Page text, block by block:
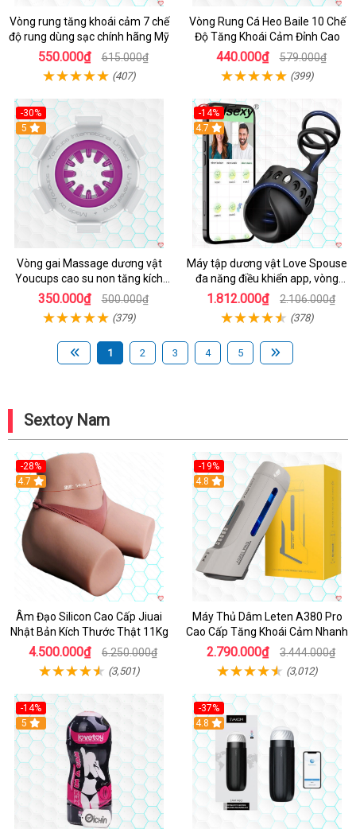
Vòng rung tăng khoái cảm 7 chế
độ rung dùng sạc chính hãng Mỹ
550.000₫ 615.000₫
(407)
Vòng Rung Cá Heo Baile 10 Chế
Độ Tăng Khoái Cảm Đỉnh Cao
440.000₫ 579.000₫
(399)
-30%
5
Vòng gai Massage dương vật
Youcups cao su non tăng kích
thước
350.000₫ 500.000₫
(379)
-14%
4.7
Máy tập dương vật Love Spouse
đa năng điều khiển app, vòng
đeo siêu tiện
1.812.000₫ 2.106.000₫
(378)
1 2 3 4 5
Sextoy Nam
-28%
4.7
Âm Đạo Silicon Cao Cấp Jiuai
Nhật Bản Kích Thước Thật 11Kg
4.500.000₫ 6.250.000₫
(3,501)
-19%
Hot
4.8
Máy Thủ Dâm Leten A380 Pro
Cao Cấp Tăng Khoái Cảm Nhanh
2.790.000₫ 3.444.000₫
(3,012)
-14%
Hot
5
-37%
4.8